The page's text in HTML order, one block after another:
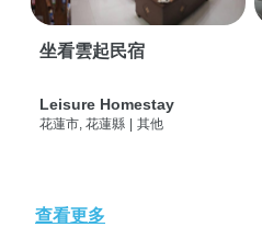
坐看雲起民宿
Leisure Homestay
花蓮市, 花蓮縣 其他
查看更多